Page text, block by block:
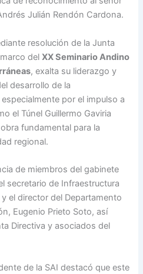
Julián Rendón Cardona.
resolución de la Junta
delXX Seminario Andino
, exalta su liderazgo y
desarrollo de la
por el impulso a
el Túnel Guillermo Gaviria
fundamental para la
regional.
de miembros del gabinete
secretario de Infraestructura
y el director del Departamento
Eugenio Prieto Soto, así
Directiva y asociados del
de la SAI destacó que este